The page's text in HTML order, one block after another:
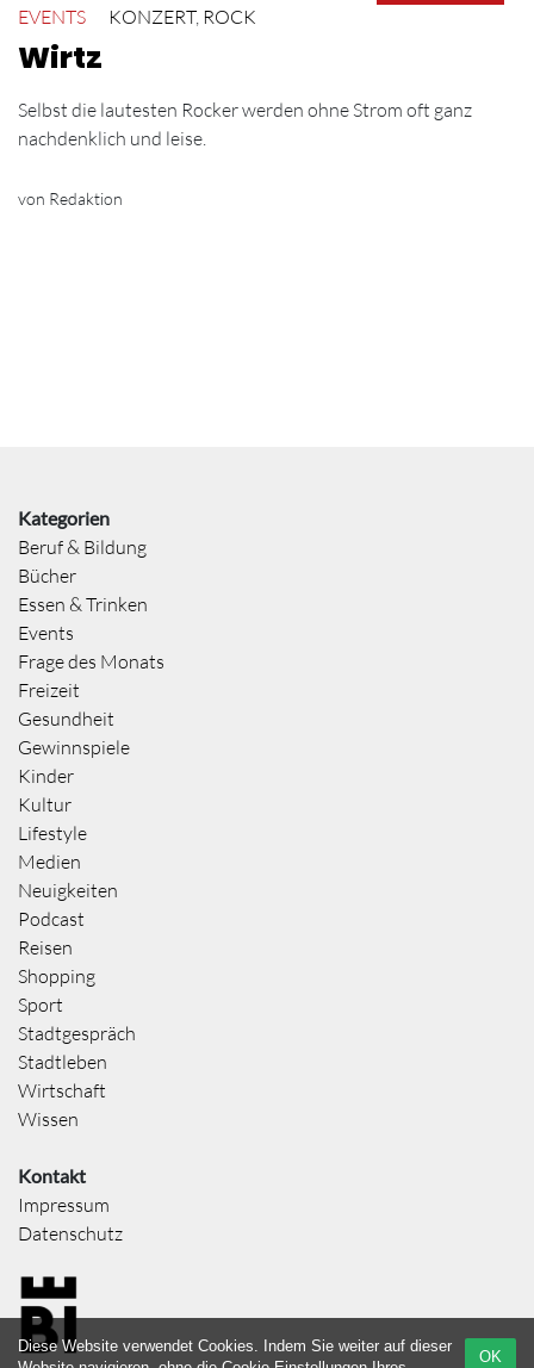
EVENTS
KONZERT, ROCK
Wirtz
Selbst die lautesten Rocker werden ohne Strom oft ganz
nachdenklich und leise.
von Redaktion
Kategorien
Beruf & Bildung
Bücher
Essen & Trinken
Events
Frage des Monats
Freizeit
Gesundheit
Gewinnspiele
Kinder
Kultur
Lifestyle
Medien
Neuigkeiten
Podcast
Reisen
Shopping
Sport
Stadtgespräch
Stadtleben
Wirtschaft
Wissen
Kontakt
Impressum
Datenschutz
OK
Diese Website verwendet Cookies. Indem Sie weiter auf dieser